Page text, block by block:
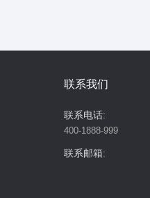
联系我们
联系电话:
400-1888-999
联系邮箱: